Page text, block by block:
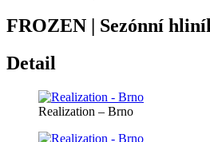
FROZEN | Sezónní
Detail
Realization – Brno